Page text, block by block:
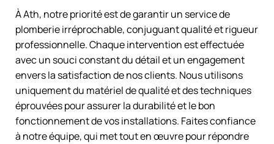
À Ath, notre priorité est de garantir un service de
plomberie irréprochable, conjuguant qualité et rigueur
professionnelle. Chaque intervention est effectuée
avec un souci constant du détail et un engagement
envers la satisfaction de nos clients. Nous utilisons
uniquement du matériel de qualité et des techniques
éprouvées pour assurer la durabilité et le bon
fonctionnement de vos installations. Faites confiance
à notre équipe, qui met tout en œuvre pour répondre